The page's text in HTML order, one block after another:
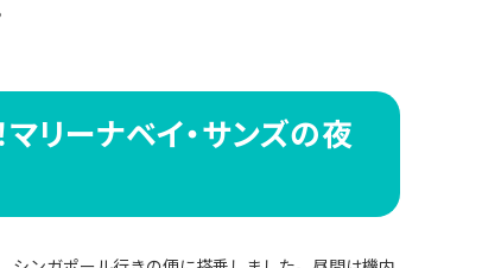
マリーナベイ・サンズの夜